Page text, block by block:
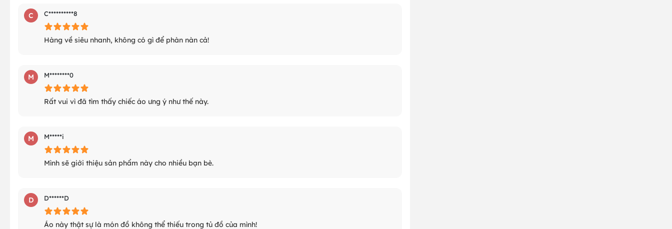
C C**********8
Hàng về siêu nhanh, không có gì để phàn nàn cả!
M M********0
Rất vui vì đã tìm thấy chiếc áo ưng ý như thế này.
M M*****i
Mình sẽ giới thiệu sản phẩm này cho nhiều bạn bè.
D D******D
Áo này thật sự là món đồ không thể thiếu trong tủ đồ của mình!